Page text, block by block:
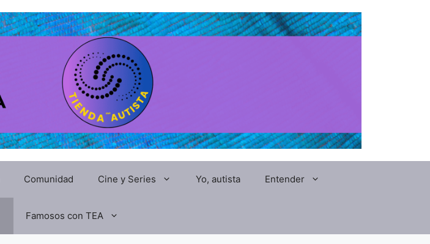
Comunidad Cine y Series Yo, autista Entender
Famosos con TEA